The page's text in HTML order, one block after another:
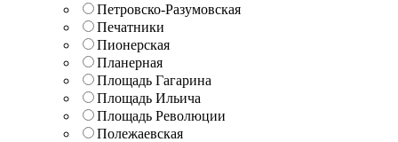
Петровско-Разумовская
Печатники
Пионерская
Планерная
Площадь Гагарина
Площадь Ильича
Площадь Революции
Полежаевская